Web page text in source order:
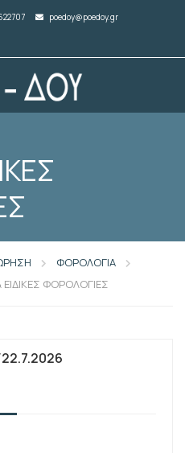
poedoy@poedoy.gr
ΦΟΡΟΛΟΓΙΑ
ΕΙΔΙΚΕΣ ΦΟΡΟΛΟΓΙΕΣ